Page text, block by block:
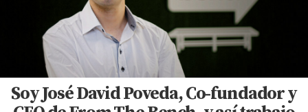
Soy José David Poveda, Co-fundador y